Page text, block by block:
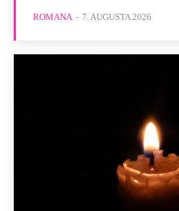
ROMANA - 7. AUGUSTA 2026